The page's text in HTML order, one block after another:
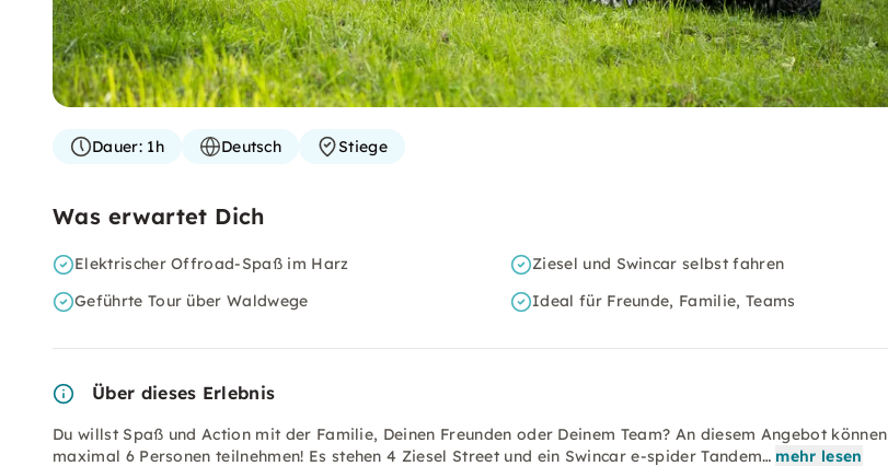
Dauer:1h Deutsch Stiege
Was erwartet Dich
Elektrischer Offroad-Spaß im Harz
Ziesel und Swincar selbst fahren
Geführte Tour über Waldwege
Ideal für Freunde, Familie, Teams
Über dieses Erlebnis
Du willst Spaß und Action mit der Familie, Deinen Freunden oder Deinem Team? An diesem Angebot können
maximal 6 Personen teilnehmen! Es stehen 4 Ziesel Street und ein Swincar e-spider Tandem… mehr lesen